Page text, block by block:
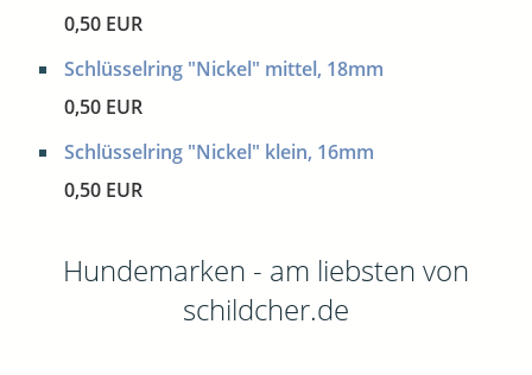
0,50 EUR
Schlüsselring "Nickel" mittel, 18mm
0,50 EUR
Schlüsselring "Nickel" klein, 16mm
0,50 EUR
Hundemarken - am liebsten von
schildcher.de